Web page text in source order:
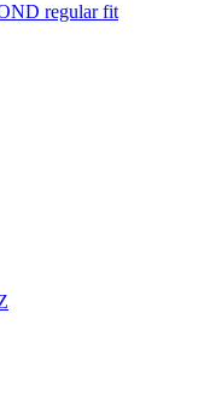
regular fit